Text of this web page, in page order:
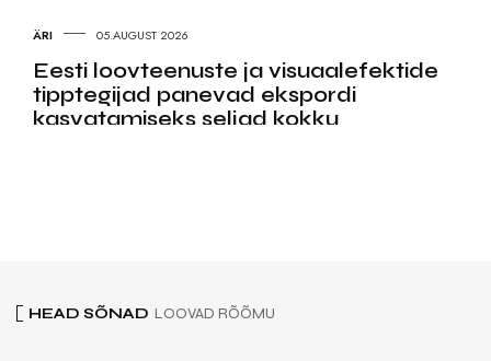
ÄRI 05.AUGUST 2026
Eesti loovteenuste ja visuaalefektide
tipptegijad panevad ekspordi
kasvatamiseks seljad kokku
HEAD SÕNAD LOOVAD RÕÕMU